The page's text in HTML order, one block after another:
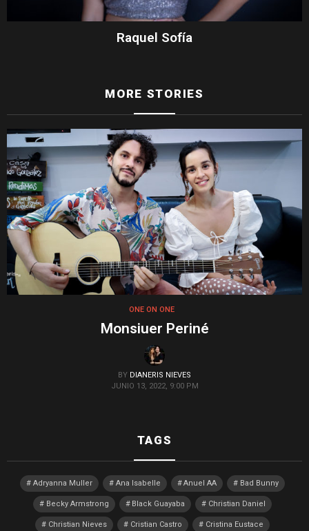
Raquel Sofía
MORE STORIES
ONE ON ONE
Monsiuer Periné
BY DIANERIS NIEVES
JUNIO 13, 2022, 9:00 PM
TAGS
Adryanna Muller Ana Isabelle Anuel AA Bad Bunny
Becky Armstrong Black Guayaba Christian Daniel
Christian Nieves Cristian Castro Cristina Eustace